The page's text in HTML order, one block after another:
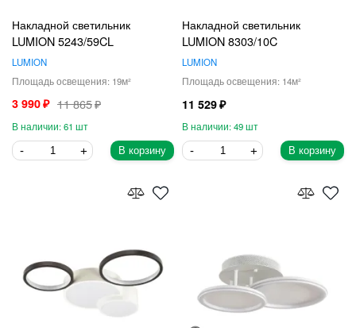
Накладной светильник
LUMION 5243/59CL
LUMION
19
3 990 11 865
61
В корзину
Накладной светильник
LUMION 8303/10C
LUMION
14
11 529
49
В корзину